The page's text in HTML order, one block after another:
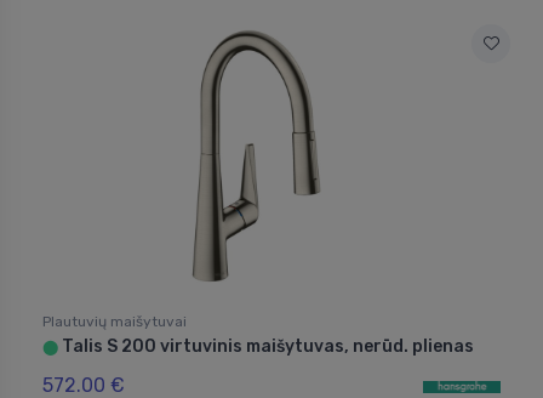
Plautuvių maišytuvai
⬤ Talis S 200 virtuvinis maišytuvas, nerūd. plienas
572.00 €